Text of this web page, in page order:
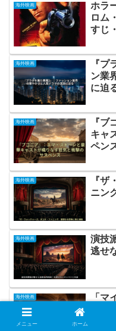
海外映画
ホラ
ロム
すじ
海外映画
『プ
ン業
に迫
海外映画
『ブ
キャ
ペン
海外映画
『ザ
ニン
海外映画
演技
逃せ
海外映画
「マ
「俺
の今
メニュー ホーム